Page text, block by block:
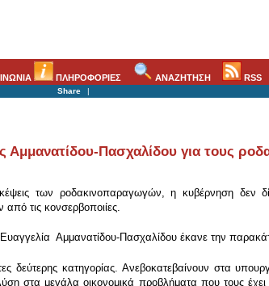
ΠΛΗΡΟΦΟΡΙΕΣ ΑΝΑΖΗΤΗΣΗ RSS
Share |
Πασχαλίδου για τους
των ροδακινοπαραγωγών, η κυβέρνηση δεν
τις κονσερβοποιίες.
Αμμανατίδου-Πασχαλίδου έκανε την
δεύτερης κατηγορίας. Ανεβοκατεβαίνουν στα
στα μεγάλα οικονομικά προβλήματα που τους